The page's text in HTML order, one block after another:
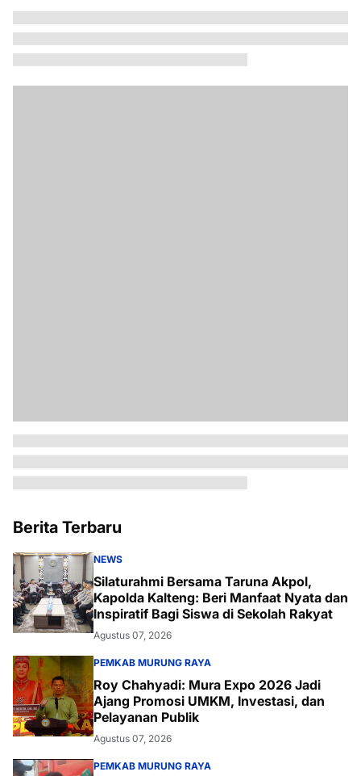
Berita Terbaru
NEWS
Silaturahmi Bersama Taruna Akpol,
Kapolda Kalteng: Beri Manfaat Nyata dan
Inspiratif Bagi Siswa di Sekolah Rakyat
Agustus 07, 2026
PEMKAB MURUNG RAYA
Roy Chahyadi: Mura Expo 2026 Jadi
Ajang Promosi UMKM, Investasi, dan
Pelayanan Publik
Agustus 07, 2026
PEMKAB MURUNG RAYA